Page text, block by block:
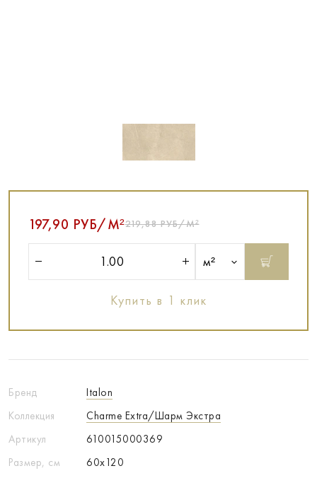
Бренд
Italon
Коллекция
Charme Extra/Шарм Экстра
Артикул
610015000369
Размер, см
60x120
197,90 РУБ/М²219,88 РУБ/М²
м²
Купить в 1 клик